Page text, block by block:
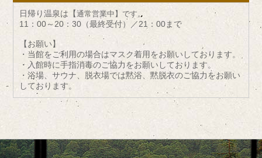
日帰り温泉は【通常営業中】です。
11：00～20：30（最終受付）／21：00まで
【お願い】
・当館をご利用の場合はマスク着用をお願いしております。
・入館時に手指消毒のご協力をお願いしております。
・浴場、サウナ、脱衣場では黙浴、黙脱衣のご協力をお願い
しております。